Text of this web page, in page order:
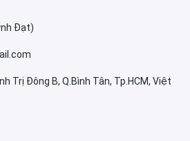
Đạt)
Trị Đông B, Q.Bình Tân, Tp.HCM, Việt